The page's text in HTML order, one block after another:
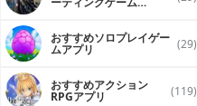
おすすめソロプレイゲー
ムアプリ (29)
おすすめアクション
RPGアプリ (119)